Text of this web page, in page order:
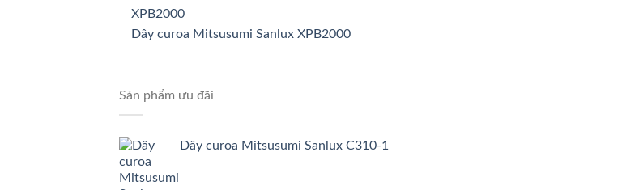
Dây curoa Mitsusumi Sanlux XPB2000
Sản phẩm ưu đãi
Dây curoa Mitsusumi Sanlux C310-1